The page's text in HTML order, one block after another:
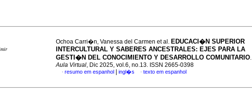
Ochoa Carri�n, Vanessa del Carmen et al. EDUCACI�N SUPERIOR
INTERCULTURAL Y SABERES ANCESTRALES: EJES PARA LA
GESTI�N DEL CONOCIMIENTO Y DESARROLLO COMUNITARIO.
Aula Virtual, Dic 2025, vol.6, no.13. ISSN 2665-0398
· resumo em espanhol ingl�s · texto em espanhol